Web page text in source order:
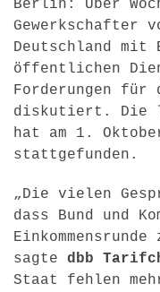
Berlin: Über
Gewerkschafter
Deutschland mit
öffentlichen
Forderungen für
diskutiert. Die
hat am 1.
stattgefunden.
„Die vielen
dass Bund und
sagte dbb
Staat fehlen